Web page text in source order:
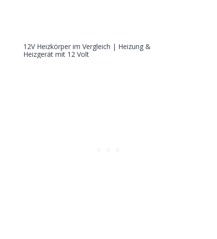
12V Heizkörper im Vergleich | Heizung &
Heizgerät mit 12 Volt